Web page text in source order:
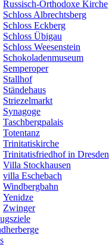
Russisch-Orthodoxe Kirche
Schloss Albrechtsberg
Schloss Eckberg
Schloss Übigau
Schloss Weesenstein
Schokoladenmuseum
Semperoper
Stallhof
Ständehaus
Striezelmarkt
Synagoge
Taschbergpalais
Totentanz
Trinitatiskirche
Trinitatisfriedhof in Dresden
Villa Stockhausen
villa Eschebach
Windbergbahn
Yenidze
Zwinger